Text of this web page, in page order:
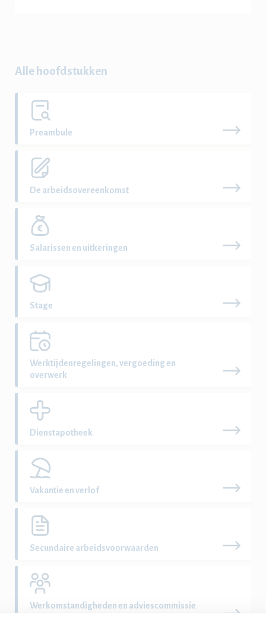
Alle hoofdstukken
Preambule
De arbeidsovereenkomst
Salarissen en uitkeringen
Stage
Werktijdenregelingen, vergoeding en
overwerk
Dienstapotheek
Vakantie en verlof
Secundaire arbeidsvoorwaarden
Werkomstandigheden en adviescommissie